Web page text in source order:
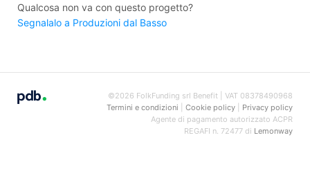
Qualcosa non va con questo progetto?
Segnalalo a Produzioni dal Basso
©2026 FolkFunding srl Benefit | VAT 08378490968
Termini e condizioni
Cookie policy| Privacy policy
Agente di pagamento autorizzato ACPR
REGAFI n. 72477 di Lemonway